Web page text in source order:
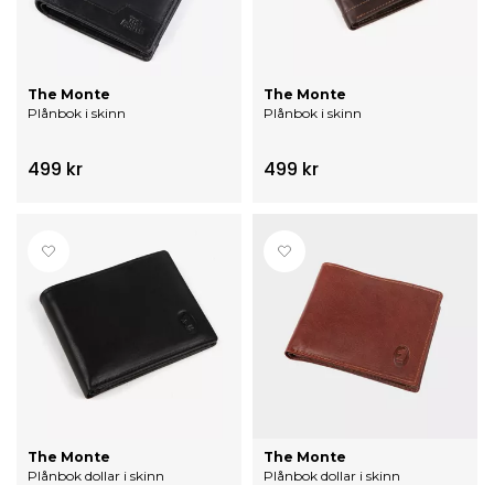
Plånbok i skinn
The Monte
499 kr
Plånbok i skinn
The Monte
499 kr
Plånbok dollar i skinn
The Monte
Plånbok dollar i skinn
The Monte